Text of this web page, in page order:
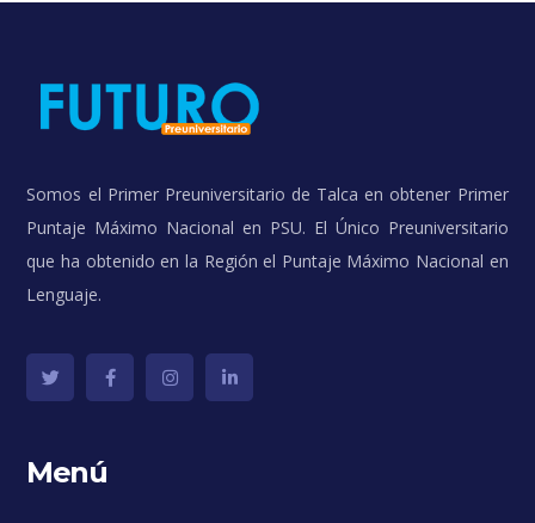
Somos el Primer Preuniversitario de Talca en obtener Primer
Puntaje Máximo Nacional en PSU. El Único Preuniversitario
que ha obtenido en la Región el Puntaje Máximo Nacional en
Lenguaje.
Menú